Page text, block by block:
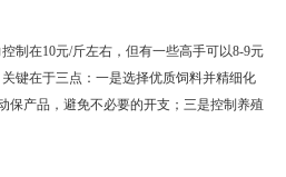
制在10元/斤左右，但有一些高手可以8-9元
键在于三点：一是选择优质饲料并精细化
保产品，避免不必要的开支；三是控制养殖